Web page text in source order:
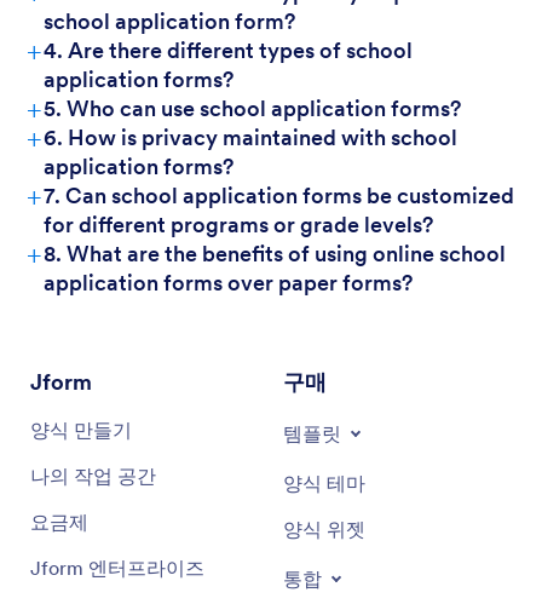
school application form?
+4. Are there different types of school
application forms?
+5. Who can use school application forms?
+6. How is privacy maintained with school
application forms?
+7. Can school application forms be customized
for different programs or grade levels?
+8. What are the benefits of using online school
application forms over paper forms?
Jform
양식 만들기
나의 작업 공간
요금제
Jform 엔터프라이즈
구매
템플릿
양식 테마
양식 위젯
통합